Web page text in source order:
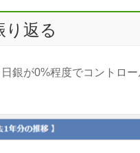
り返る
銀が0%程度でコントロ